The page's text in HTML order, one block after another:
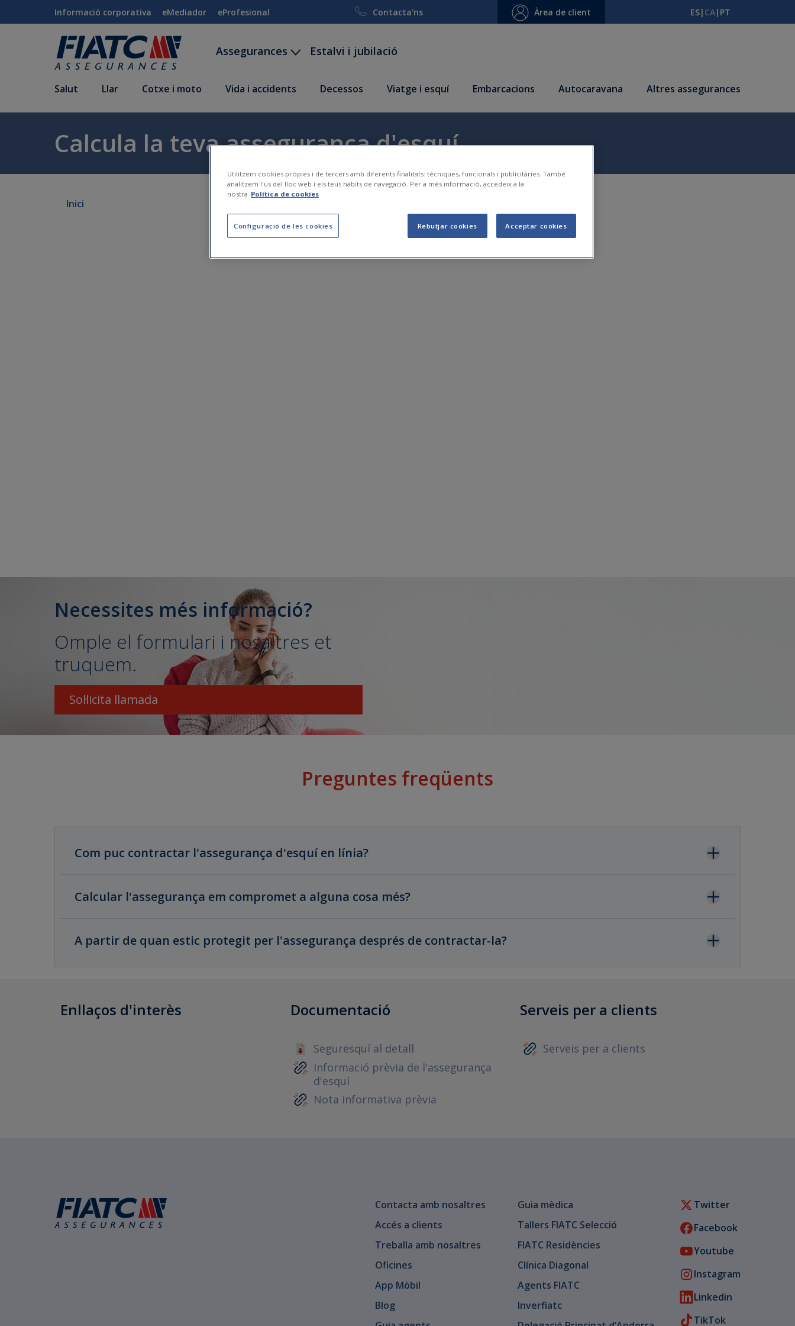
Salta al contingut principal
Informació corporativa eMediador eProfesional Contacta'ns Àrea de client ES| CA| PT
Assegurances Estalvi i jubilació
Salut Llar Cotxe i moto Vida i accidents Decessos Viatge i esquí Embarcacions Autocaravana Altres assegurances
Calcula la teva assegurança d'esquí
Inici
Calcula la teva assegurança en menys de 2 minuts
Necessites més informació?
Omple el formulari i nosaltres et
truquem.
Sol·licita llamada
Preguntes freqüents
Com puc contractar l'assegurança d'esquí en línia?
Calcular l'assegurança em compromet a alguna cosa més?
A partir de quan estic protegit per l'assegurança després de contractar-la?
Enllaços d'interès Documentació
Seguresquí al detall
Informació prèvia de l'assegurança
d'esquí
Nota informativa prèvia
Serveis per a clients
Serveis per a clients
Contacta amb nosaltres
Accés a clients
Treballa amb nosaltres
Oficines
App Mòbil
Blog
Guia mèdica
Tallers FIATC Selecció
FIATC Residències
Clínica Diagonal
Agents FIATC
Inverfiatc
Twitter
Facebook
Youtube
Instagram
Linkedin
TikTok
Utilitzem cookies pròpies i de tercers amb diferents finalitats: tècniques, funcionals i publicitàries. També
analitzem l'ús del lloc web i els teus hàbits de navegació. Per a més informació, accedeix a la
nostra Política de cookies
Configuració de les cookies Rebutjar cookies Acceptar cookies